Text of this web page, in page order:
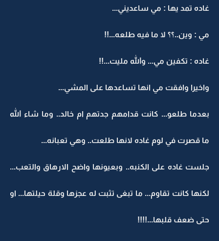
غاده تمد يها : مي ساعديني...
مي : وين..؟؟ لا ما فيه طلعه...!!
غاده : تكفين مي... والله مليت...!!
واخيرا وافقت مي انها تساعدها على المشي...
بعدما طلعو... كانت قدامهم جدتهم ام خالد.. وما شاء الله
ما قصرت في لوم غاده لانها طلعت.. وهي تعبانه...
جلست غاده على الكنبه.. وبعيونها واضح الارهاق والتعب...
لكنها كانت تقاوم... ما تبغى تثبت له عجزها وقلة حيلتها... او
حتى ضعف قلبها...!!!!